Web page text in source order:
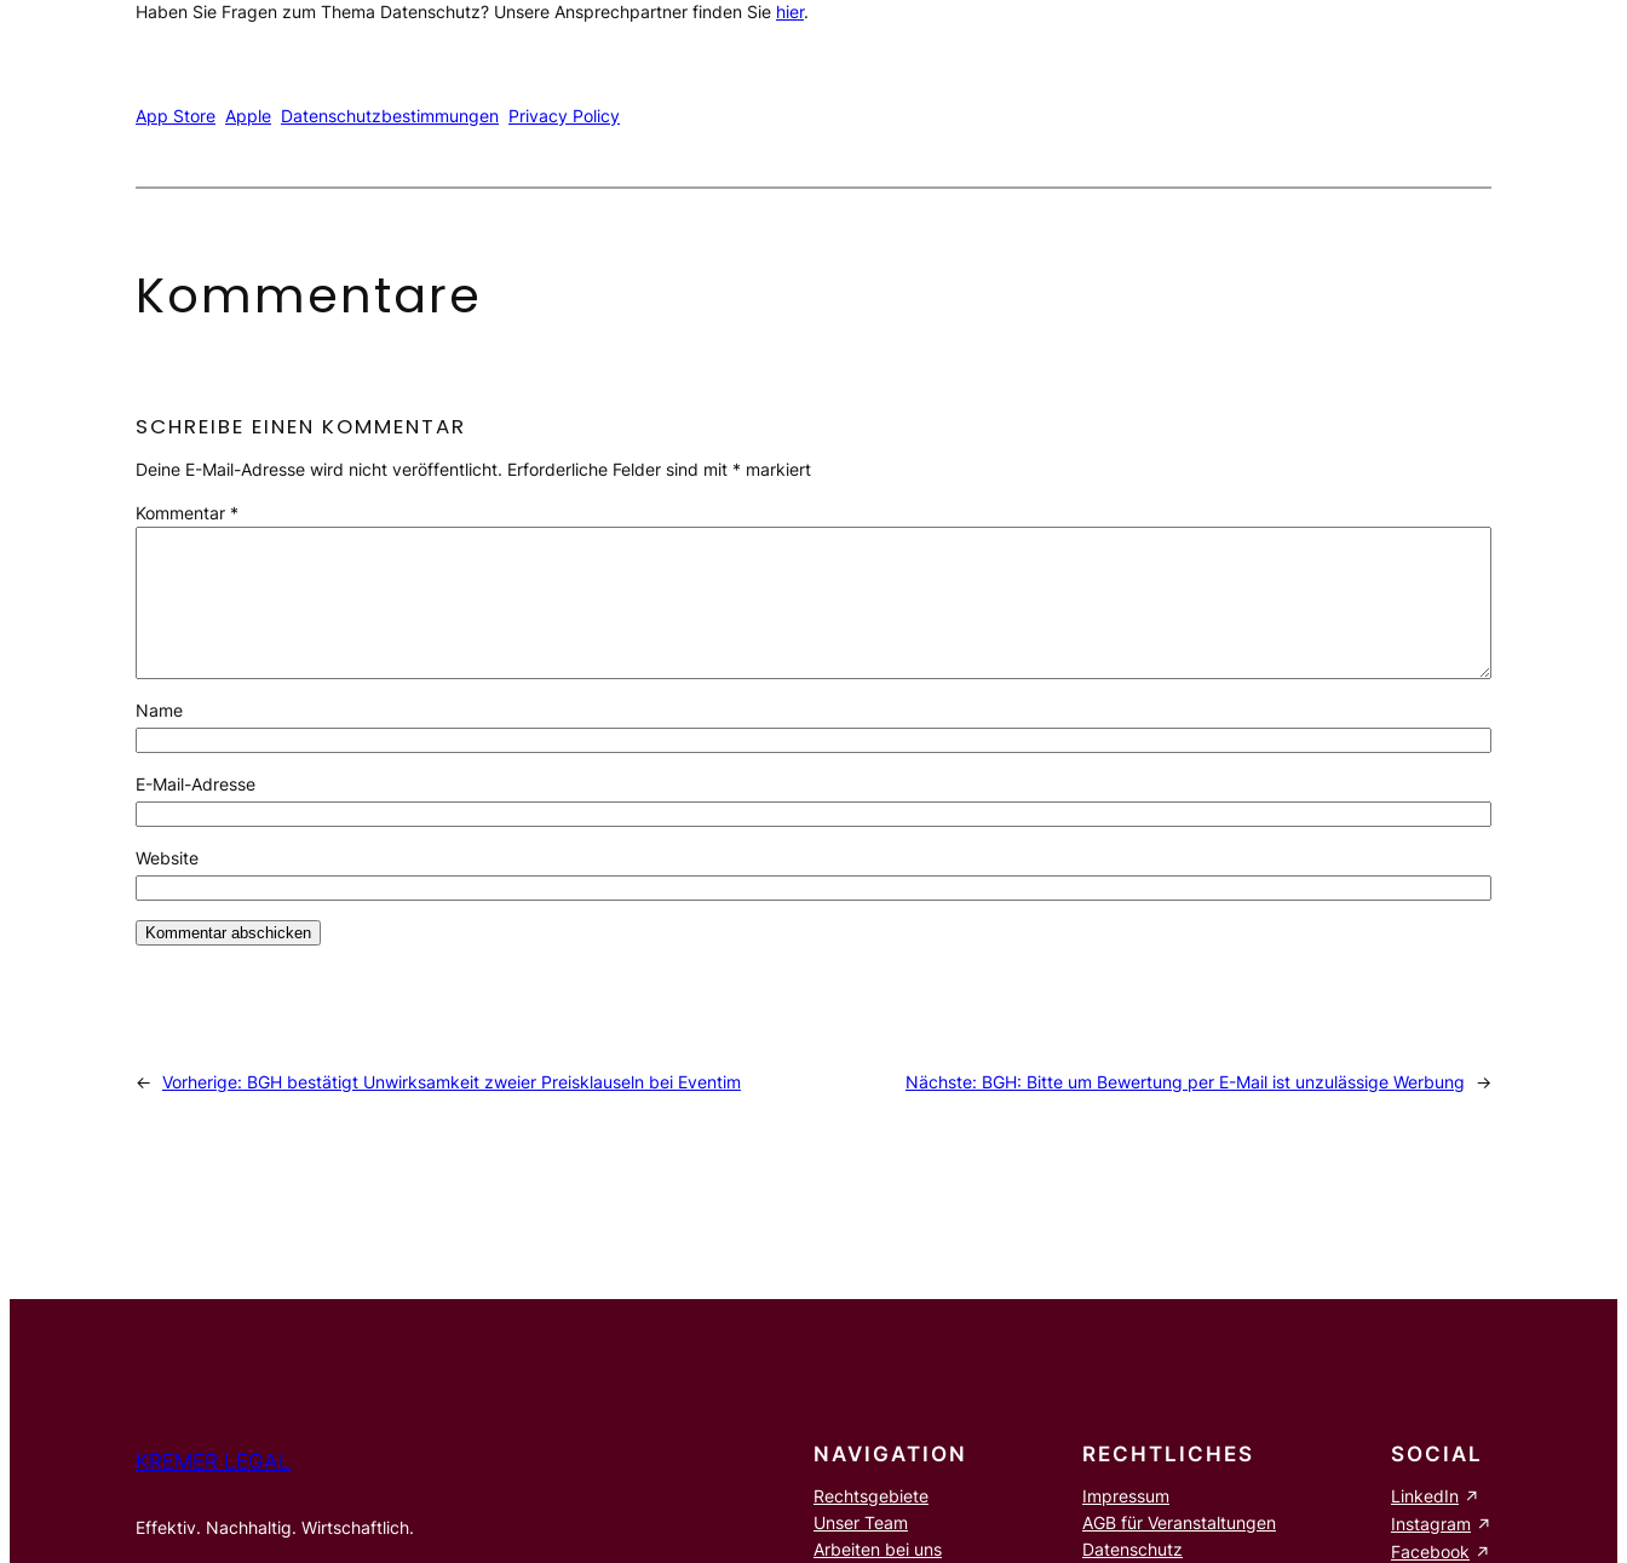
Haben Sie Fragen zum Thema Datenschutz? Unsere Ansprechpartner finden Sie hier.
App Store Apple Datenschutzbestimmungen Privacy Policy
Kommentare
SCHREIBE EINEN KOMMENTAR
Deine E-Mail-Adresse wird nicht veröffentlicht. Erforderliche Felder sind mit * markiert
Kommentar *
Name
E-Mail-Adresse
Website
← Vorherige: BGH bestätigt Unwirksamkeit zweier Preisklauseln bei Eventim Nächste: BGH: Bitte um Bewertung per E-Mail ist unzulässige Werbung →
KREMER LEGAL
Effektiv. Nachhaltig. Wirtschaftlich.
NAVIGATION
Rechtsgebiete
Unser Team
Arbeiten bei uns
RECHTLICHES
Impressum
AGB für Veranstaltungen
Datenschutz
SOCIAL
LinkedIn
Instagram
Facebook